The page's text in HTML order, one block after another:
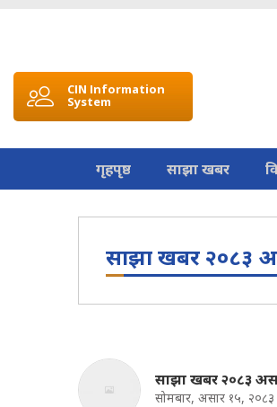
CIN Information
System
गृहपृष्ठ साझा खबर
साझा खबर २०८३
साझा खबर २०८३
सोमबार, असार १५, २०८३